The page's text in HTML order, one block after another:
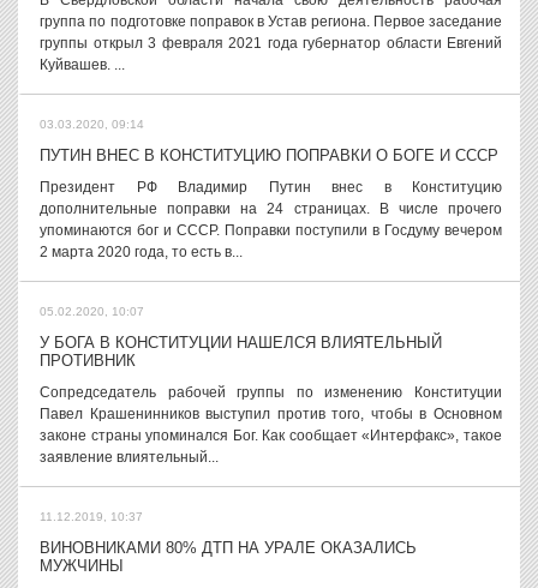
группа по подготовке поправок в Устав региона. Первое заседание
группы открыл 3 февраля 2021 года губернатор области Евгений
Куйвашев. ...
03.03.2020, 09:14
ПУТИН ВНЕС В КОНСТИТУЦИЮ ПОПРАВКИ О БОГЕ И СССР
Президент РФ Владимир Путин внес в Конституцию
дополнительные поправки на 24 страницах. В числе прочего
упоминаются бог и СССР. Поправки поступили в Госдуму вечером
2 марта 2020 года, то есть в...
05.02.2020, 10:07
У БОГА В КОНСТИТУЦИИ НАШЕЛСЯ ВЛИЯТЕЛЬНЫЙ
ПРОТИВНИК
Сопредседатель рабочей группы по изменению Конституции
Павел Крашенинников выступил против того, чтобы в Основном
законе страны упоминался Бог. Как сообщает «Интерфакс», такое
заявление влиятельный...
11.12.2019, 10:37
ВИНОВНИКАМИ 80% ДТП НА УРАЛЕ ОКАЗАЛИСЬ
МУЖЧИНЫ